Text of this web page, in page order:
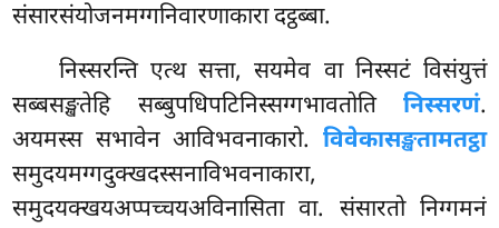
संसारसंयोजनमग्गनिवारणाकारा दट्ठब्बा.
निस्सरन्तिएत्थ सत्ता, सयमेव वा निस्सटं विसंयुत्तं
सब्बसङ्खतेहि सब्बुपधिपटिनिस्सग्गभावतोति निस्सरणं.
अयमस्स सभावेन आविभवनाकारो. विवेकासङ्खतामतट्ठा
समुदयमग्गदुक्खदस्सनाविभवनाकारा,
समुदयक्खयअप्पच्चयअविनासिता वा. संसारतो निग्गमनं